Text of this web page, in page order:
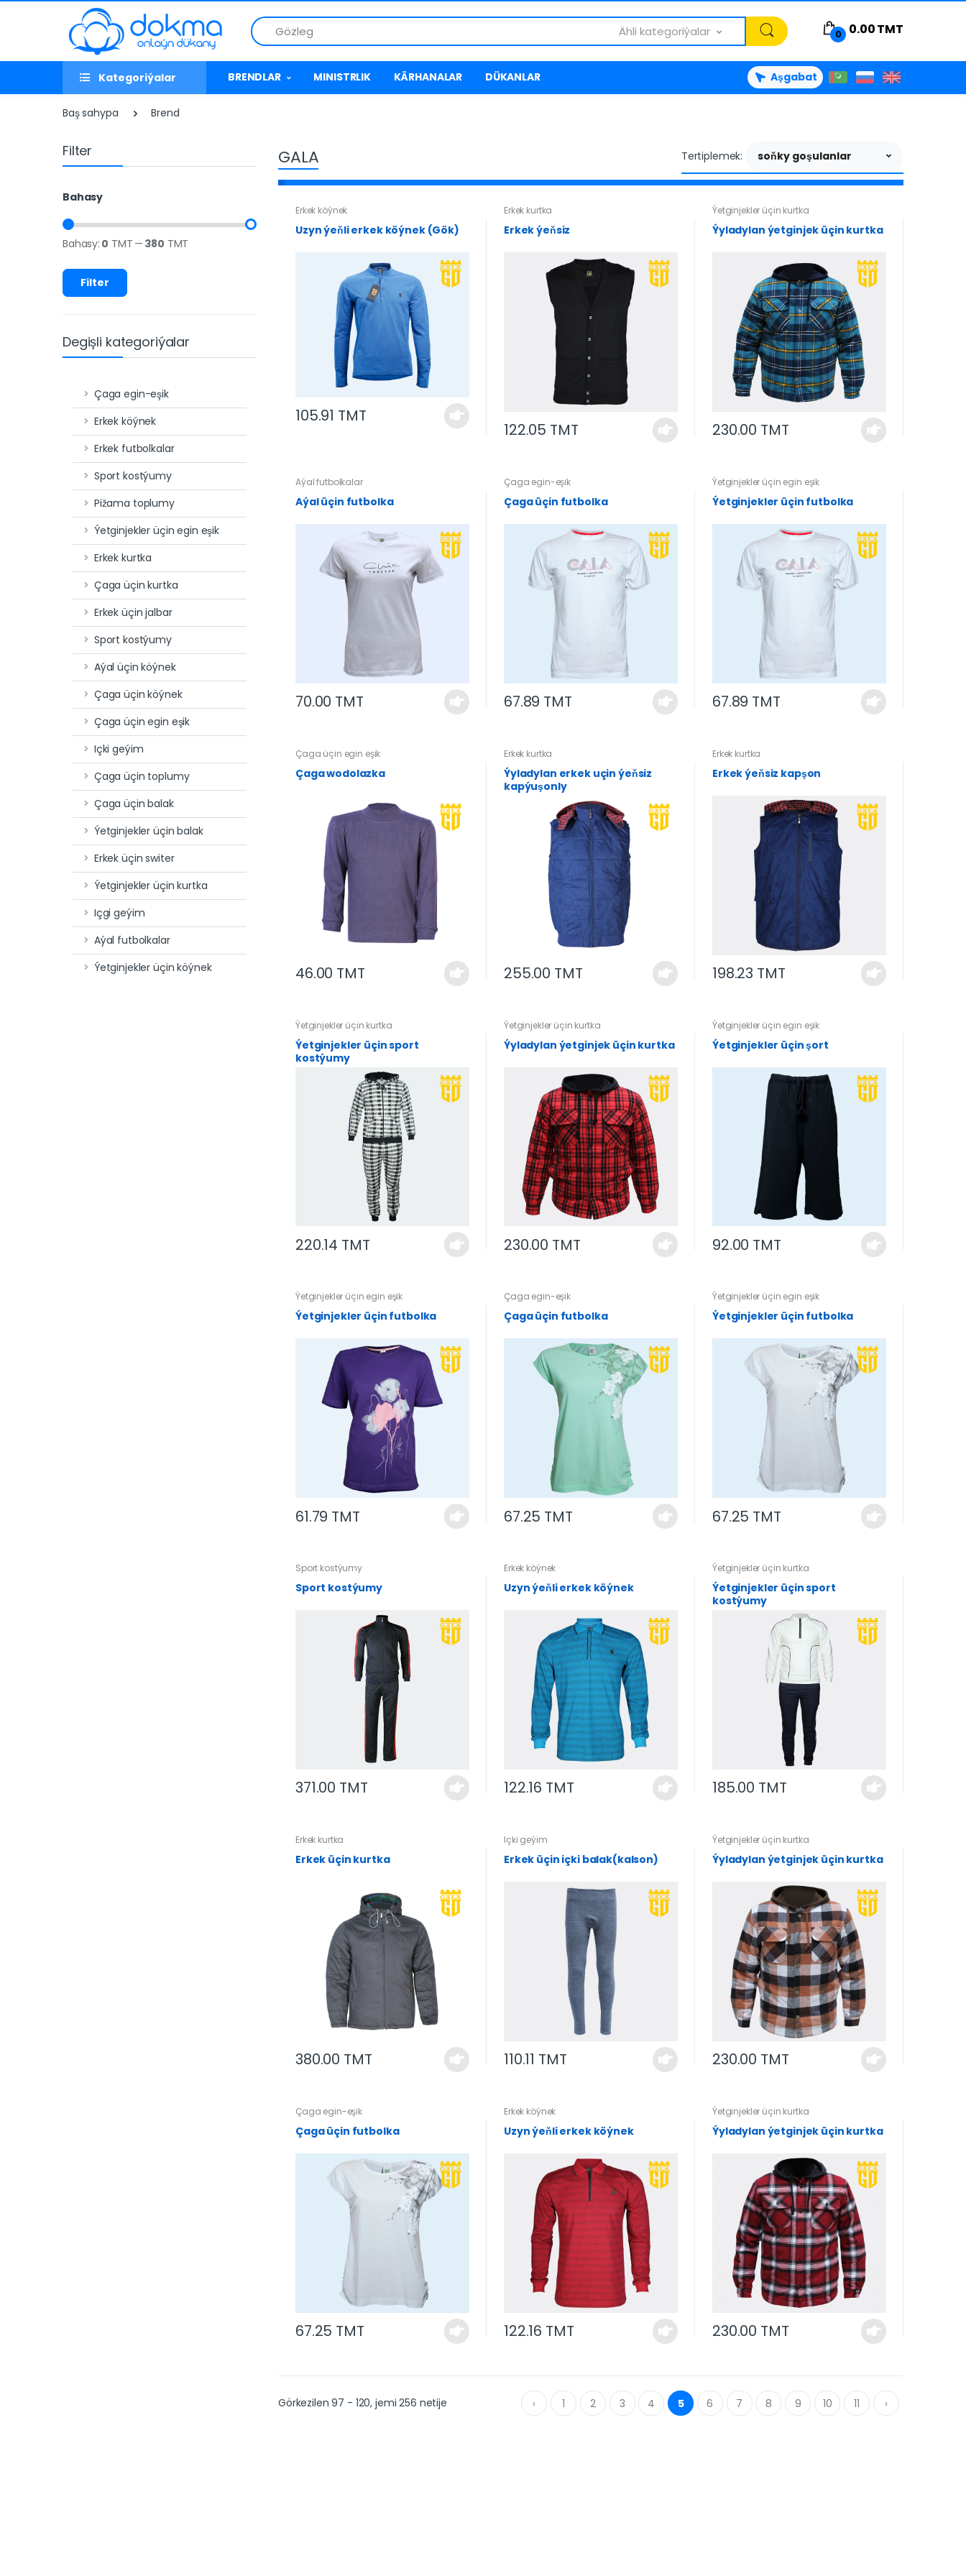
Gözleg
Ähli kategoriýalar 0 0.00TMT
Kategoriýalar BRENDLAR MINISTRLIK KÄRHANALAR DÜKANLAR Aşgabat
Baş sahypa Brend
Filter
Bahasy
Bahasy: 0 TMT — 380 TMT
Filter
Degişli kategoriýalar
Çaga egin-eşik
Erkek köýnek
Erkek futbolkalar
Sport kostýumy
Pižama toplumy
Ýetginjekler üçin egin eşik
Erkek kurtka
Çaga üçin kurtka
Erkek üçin jalbar
Sport kostýumy
Aýal üçin köýnek
Çaga üçin köýnek
Çaga üçin egin eşik
Içki geýim
Çaga üçin toplumy
Çaga üçin balak
Ýetginjekler üçin balak
Erkek üçin switer
Ýetginjekler üçin kurtka
Içgi geýim
Aýal futbolkalar
Ýetginjekler üçin köýnek
GALA Tertiplemek: soňky goşulanlar
Erkek köýnek
Uzyn ýeňli erkek köýnek (Gök)
105.91 TMT
Erkek kurtka
Erkek ýeňsiz
122.05 TMT
Ýetginjekler üçin kurtka
Ýyladylan ýetginjek üçin kurtka
230.00 TMT
Aýal futbolkalar
Aýal üçin futbolka
70.00 TMT
Çaga egin-eşik
Çaga üçin futbolka
67.89 TMT
Ýetginjekler üçin egin eşik
Ýetginjekler üçin futbolka
67.89 TMT
Çaga üçin egin eşik
Çaga wodolazka
46.00 TMT
Erkek kurtka
Ýyladylan erkek uçin ýeňsiz
kapýuşonly
255.00 TMT
Erkek kurtka
Erkek ýeňsiz kapşon
198.23 TMT
Ýetginjekler üçin kurtka
Ýetginjekler üçin sport
kostýumy
220.14 TMT
Ýetginjekler üçin kurtka
Ýyladylan ýetginjek üçin kurtka
230.00 TMT
Ýetginjekler üçin egin eşik
Ýetginjekler üçin şort
92.00 TMT
Ýetginjekler üçin egin eşik
Ýetginjekler üçin futbolka
61.79 TMT
Çaga egin-eşik
Çaga üçin futbolka
67.25 TMT
Ýetginjekler üçin egin eşik
Ýetginjekler üçin futbolka
67.25 TMT
Sport kostýumy
Sport kostýumy
371.00 TMT
Erkek köýnek
Uzyn ýeňli erkek köýnek
122.16 TMT
Ýetginjekler üçin kurtka
Ýetginjekler üçin sport
kostýumy
185.00 TMT
Erkek kurtka
Erkek üçin kurtka
380.00 TMT
Içki geýim
Erkek üçin içki balak(kalson)
110.11 TMT
Ýetginjekler üçin kurtka
Ýyladylan ýetginjek üçin kurtka
230.00 TMT
Çaga egin-eşik
Çaga üçin futbolka
67.25 TMT
Erkek köýnek
Uzyn ýeňli erkek köýnek
122.16 TMT
Ýetginjekler üçin kurtka
Ýyladylan ýetginjek üçin kurtka
230.00 TMT
Görkezilen 97 - 120, jemi 256 netije ‹ 1 2 3 4 5 6 7 8 9 10 11 ›